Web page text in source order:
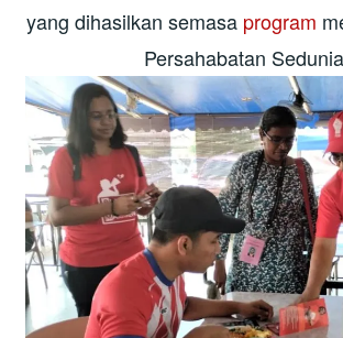
yang dihasilkan semasa program
Persahabatan